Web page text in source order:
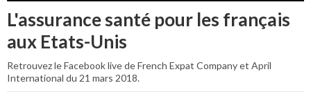
L'assurance santé pour les français
aux Etats-Unis
Retrouvez le Facebook live de French Expat Company et April
International du 21 mars 2018.